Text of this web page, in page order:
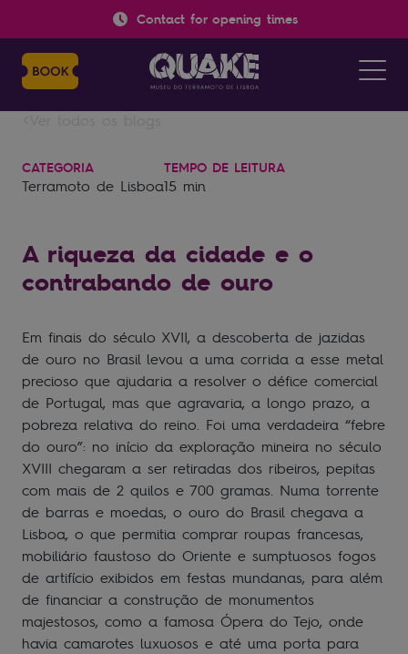
Contact for opening times
CATEGORIA
Terramoto de Lisboa
TEMPO DE LEITURA
15 min
A riqueza da cidade e o
contrabando de ouro
Em finais do século XVII, a descoberta de jazidas
de ouro no Brasil levou a uma corrida a esse metal
precioso que ajudaria a resolver o défice comercial
de Portugal, mas que agravaria, a longo prazo, a
pobreza relativa do reino. Foi uma verdadeira “febre
do ouro”: no início da exploração mineira no século
XVIII chegaram a ser retiradas dos ribeiros, pepitas
com mais de 2 quilos e 700 gramas. Numa torrente
de barras e moedas, o ouro do Brasil chegava a
Lisboa, o que permitia comprar roupas francesas,
mobiliário faustoso do Oriente e sumptuosos fogos
de artifício exibidos em festas mundanas, para além
de financiar a construção de monumentos
majestosos, como a famosa Ópera do Tejo, onde
havia camarotes luxuosos e até uma porta para